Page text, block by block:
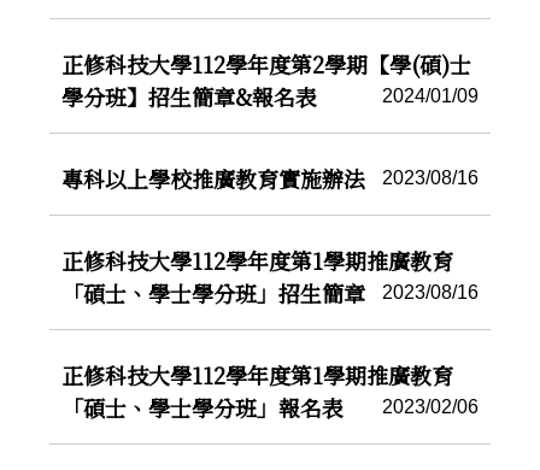
正修科技大學112學年度第2學期【學(碩)士
學分班】招生簡章&報名表
2024/01/09
專科以上學校推廣教育實施辦法 2023/08/16
正修科技大學112學年度第1學期推廣教育
「碩士、學士學分班」招生簡章
2023/08/16
正修科技大學112學年度第1學期推廣教育
「碩士、學士學分班」報名表
2023/02/06